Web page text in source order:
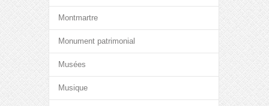
Montmartre
Monument patrimonial
Musées
Musique